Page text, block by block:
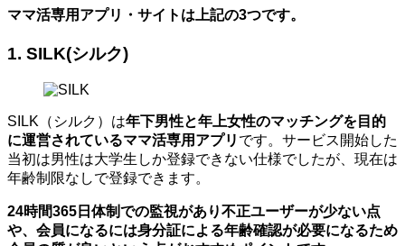
ママ活専用アプリ・サイトは上記の3つです。
1. SILK(シルク)
SILK（シルク）は年下男性と年上女性のマッチングを目的
に運営されているママ活専用アプリ です。サービス開始した
当初は男性は大学生しか登録できない仕様でしたが、現在は
年齢制限なしで登録できます。
24時間365日体制での監視があり不正ユーザーが少ない点
や、会員になるには身分証による年齢確認が必要になるため